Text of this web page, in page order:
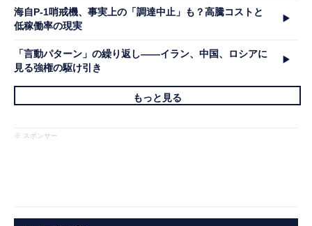
海自P-1哨戒機、事実上の「調達中止」も？高騰コストと
低稼働率の現実
「言動パターン」の繰り返し――イラン、中国、ロシアに
見る強権の駆け引き
もっと見る
※ スポンサー